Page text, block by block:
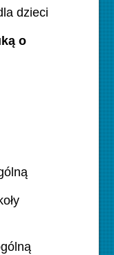
dzieci
o